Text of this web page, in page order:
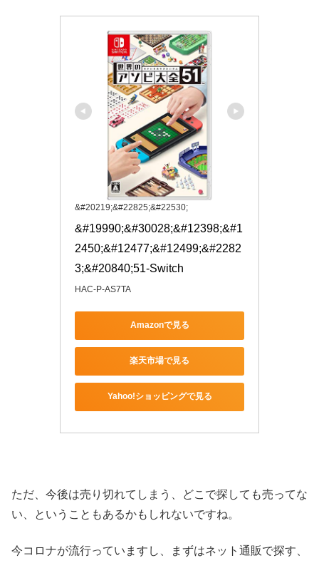
&#20219;&#22825;&#22530;
&#19990;&#30028;&#12398;&#1
2450;&#12477;&#12499;&#2282
3;&#20840;51-Switch
HAC-P-AS7TA
Amazonで見る
楽天市場で見る
Yahoo!ショッピングで見る
ただ、今後は売り切れてしまう、どこで探しても売ってな
い、ということもあるかもしれないですね。
今コロナが流行っていますし、まずはネット通販で探す、